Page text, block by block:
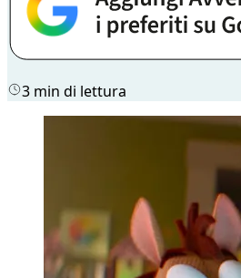
3 min di lettura